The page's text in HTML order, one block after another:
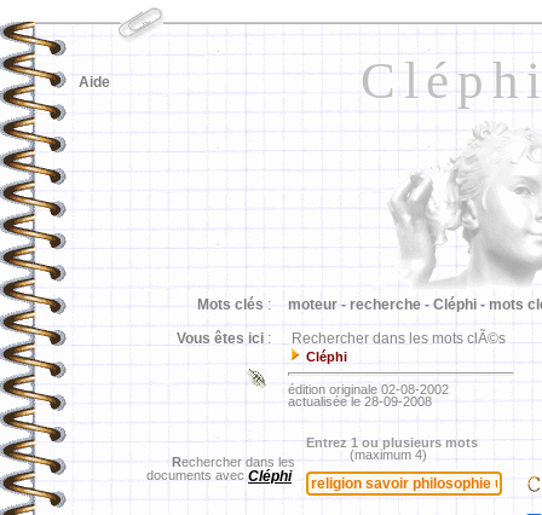
Aide
Mots clés : moteur - recherche - Cléphi - mots
Vous êtes ici : Rechercher dans les mots clÃ©s
Cléphi
édition originale 02-08-2002
actualisée le 28-09-2008
Rechercher dans les
documents avec Cléphi
Entrez 1 ou plusieurs mots
(maximum 4)